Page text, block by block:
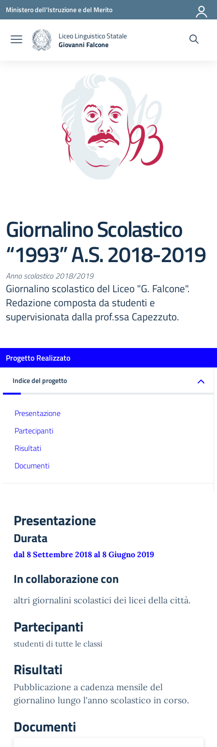
Vai ai contenuti
Vai al menu di navigazione
Vai al footer
Ministero dell'Istruzione e del Merito
Liceo Linguistico Statale
Giovanni Falcone
Giornalino Scolastico
“1993” A.S. 2018-2019
Anno scolastico 2018/2019
Giornalino scolastico del Liceo "G. Falcone".
Redazione composta da studenti e
supervisionata dalla prof.ssa Capezzuto.
Progetto Realizzato
Indice del progetto
Presentazione
Partecipanti
Risultati
Documenti
Presentazione
Durata
dal 8 Settembre 2018 al 8 Giugno 2019
In collaborazione con
altri giornalini scolastici dei licei della città.
Partecipanti
studenti di tutte le classi
Risultati
Pubblicazione a cadenza mensile del
giornalino lungo l'anno scolastico in corso.
Documenti